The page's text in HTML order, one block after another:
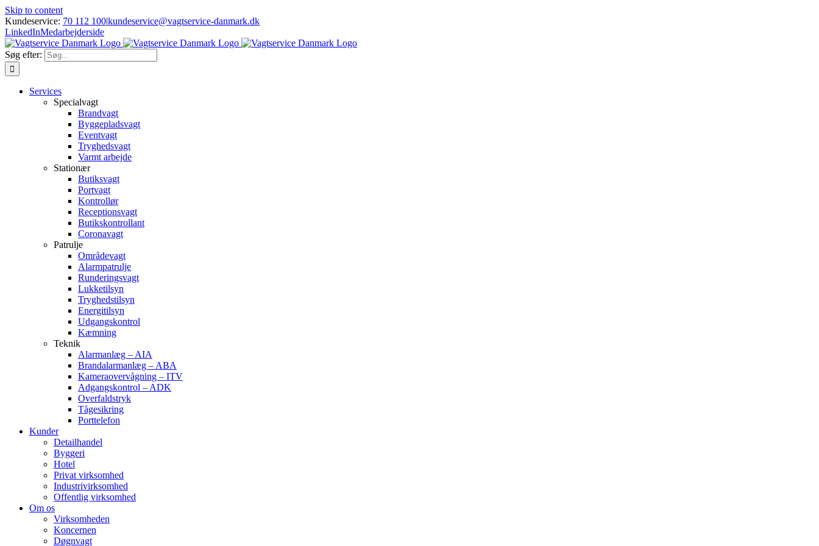
Skip to content
Kundeservice: 70 112 100|kundeservice@vagtservice-danmark.dk
LinkedInMedarbejderside
Søg efter:
Services
Specialvagt
Brandvagt
Byggepladsvagt
Eventvagt
Tryghedsvagt
Varmt arbejde
Stationær
Butiksvagt
Portvagt
Kontrollør
Receptionsvagt
Butikskontrollant
Coronavagt
Patrulje
Områdevagt
Alarmpatrulje
Runderingsvagt
Lukketilsyn
Tryghedstilsyn
Energitilsyn
Udgangskontrol
Kæmning
Teknik
Alarmanlæg – AIA
Brandalarmanlæg – ABA
Kameraovervågning – ITV
Adgangskontrol – ADK
Overfaldstryk
Tågesikring
Porttelefon
Kunder
Detailhandel
Byggeri
Hotel
Privat virksomhed
Industrivirksomhed
Offentlig virksomhed
Om os
Virksomheden
Koncernen
Døgnvagt